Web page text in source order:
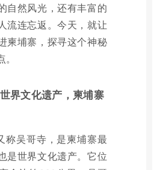
自然风光，还有丰富的
流连忘返。今天，就让
柬埔寨，探寻这个神秘
界文化遗产，柬埔寨
称吴哥寺，是柬埔寨最
是世界文化遗产。它位